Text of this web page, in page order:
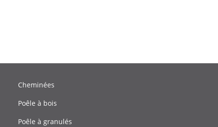
Cheminées
Poêle à bois
Poêle à granulés